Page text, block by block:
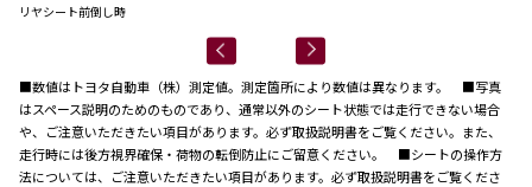
リヤシート前倒し時
■数値はトヨタ自動車（株）測定値。測定箇所により数値は異なります。 ■写真
はスペース説明のためのものであり、通常以外のシート状態では走行できない場合
や、ご注意いただきたい項目があります。必ず取扱説明書をご覧ください。また、
走行時には後方視界確保・荷物の転倒防止にご留意ください。 ■シートの操作方
法については、ご注意いただきたい項目があります。必ず取扱説明書をご覧くださ